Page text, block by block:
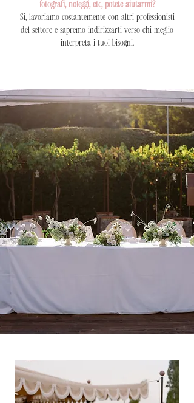
fotografi, noleggi, etc, potete aiutarmi?
Sì, lavoriamo costantemente con altri professionisti
del settore e sapremo indirizzarti verso chi meglio
interpreta i tuoi bisogni.